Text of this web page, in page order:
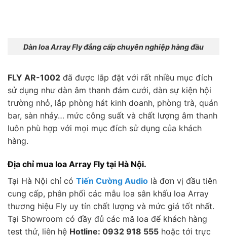
Dàn loa Array Fly đẳng cấp chuyên nghiệp hàng đầu
FLY AR-1002 đã được lắp đặt với rất nhiều mục đích
sử dụng như dàn âm thanh đám cưới, dàn sự kiện hội
trường nhỏ, lắp phòng hát kinh doanh, phòng trà, quán
bar, sàn nhảy… mức công suất và chất lượng âm thanh
luôn phù hợp với mọi mục đích sử dụng của khách
hàng.
Địa chỉ mua loa Array Fly tại Hà Nội.
Tại Hà Nội chỉ có Tiến Cường Audio là đơn vị đầu tiên
cung cấp, phân phối các mẫu loa sân khấu loa Array
thương hiệu Fly uy tín chất lượng và mức giá tốt nhất.
Tại Showroom có đầy đủ các mã loa để khách hàng
test thử, liên hệ Hotline: 0932 918 555 hoặc tới trực